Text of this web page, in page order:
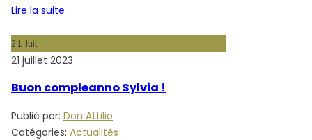
Lire la suite
21 Juil
21 juillet 2023
Buon compleanno Sylvia !
Publié par: Don Attilio
Catégories: Actualités